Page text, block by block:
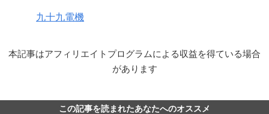
九十九電機
本記事はアフィリエイトプログラムによる収益を得ている場合
があります
この記事を読まれたあなたへのオススメ